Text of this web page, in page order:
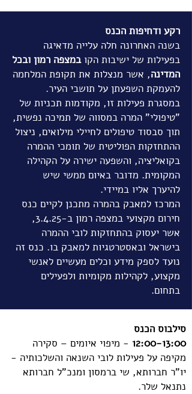
רקע ודחיפות הכנס
בשנה האחרונה חלה עלייה מדאיגה
בפעילות של ישיבות הקובמצפה רמון ובכל
המדינה, אשר מנצלות את תקופת המלחמה
להעמקת השפעתן על תושבי העיר.
במסגרת פעילות זו, מקודמות תכניות של
"טיפולי" המרה במסווה של תמיכה נפשית,
תוך סבסוד טיפולים לחיילי מילואים, ניצול
ההתחזקות הפוליטית של תומכי ההמרה
בקואליציה, והשפעה ישירה על הקהילה
המקומית. מדובר באיום ממשי שיש
להיערך אליו במיידי.
המרכז למאבק בהמרה מתכנן לקיים כנס
חירום מקצועי במצפה רמון ב-3.4.25,
אשר יעסוק בהתחזקות לובי ההמרה
בישראל ובאסטרטגיות למאבק בו. כנס זה
נועד לספק מידע וכלים מעשיים לאנשי
מקצוע, לקהילות מקומיות ולפעילים
בתחום.
סילבוס הכנס
12:00-13:00 - מיפוי איומים – סקירה
מקיפה על פעילות לובי השנאה והשלכותיה -
יו"ר חברותא, שי ברמסון ומנכ"ל חברותא
נתנאל שלר.